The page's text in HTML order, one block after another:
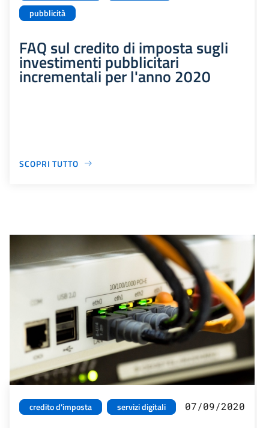
pubblicità
FAQ sul credito di imposta sugli
investimenti pubblicitari
incrementali per l'anno 2020
SCOPRI TUTTO
credito d'imposta servizi digitali 07/09/2020